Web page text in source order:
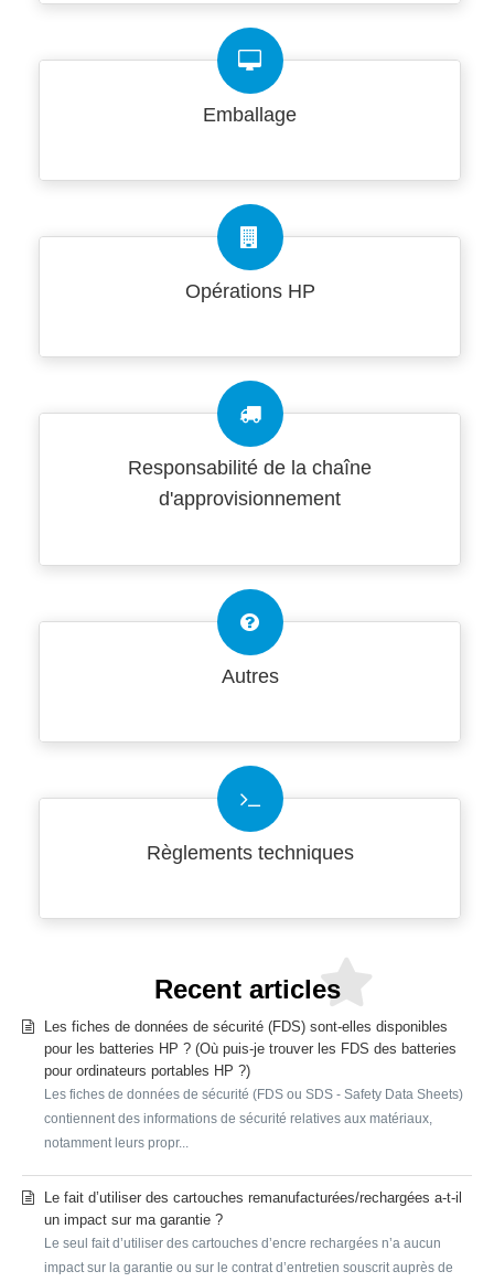
Emballage
Opérations HP
Responsabilité de la chaîne
d'approvisionnement
Autres
Règlements techniques
Recent articles
Les fiches de données de sécurité (FDS) sont-elles disponibles
pour les batteries HP ? (Où puis-je trouver les FDS des batteries
pour ordinateurs portables HP ?)
Les fiches de données de sécurité (FDS ou SDS - Safety Data Sheets)
contiennent des informations de sécurité relatives aux matériaux,
notamment leurs propr...
Le fait d’utiliser des cartouches remanufacturées/rechargées a-t-il
un impact sur ma garantie ?
Le seul fait d’utiliser des cartouches d’encre rechargées n’a aucun
impact sur la garantie ou sur le contrat d’entretien souscrit auprès de